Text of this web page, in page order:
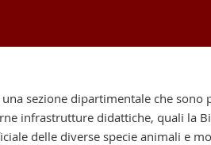
sezione dipartimentale che
infrastrutture didattiche, quali la
delle diverse specie animali e